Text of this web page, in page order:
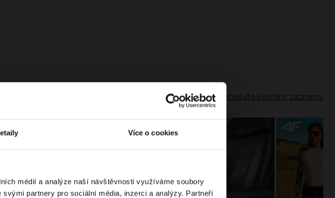
Více o cookies
médií a analýze naší návštěvnosti využíváme soubory
partnery pro sociální média, inzerci a analýzy. Partneři
Zkontrolujte všechny záznamy